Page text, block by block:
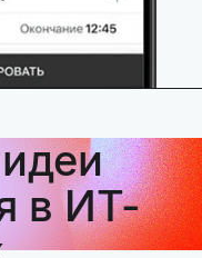
в ИТ-